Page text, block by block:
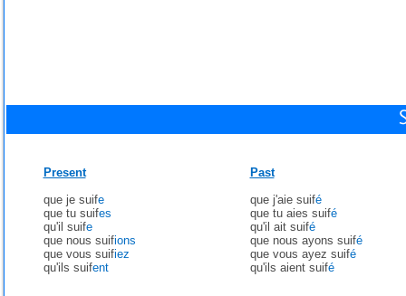
Present
que je suife
que tu suifes
qu'il suife
que nous suifions
que vous suifiez
qu'ils suifent
Past
que j'aie suifé
que tu aies suifé
qu'il ait suifé
que nous ayons suifé
que vous ayez suifé
qu'ils aient suifé